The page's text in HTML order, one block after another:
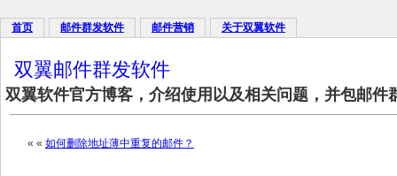
首页 邮件群发软件 邮件营销 关于双翼软件
双翼邮件群发软件
双翼软件官方博客，介绍使用以及相关问题，并包邮
« « 如何删除地址薄中重复的邮件？